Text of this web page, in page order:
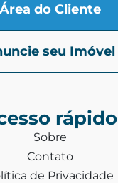
Área do Cliente
seu Imóvel
rápido
Sobre
Contato
de Privacidade